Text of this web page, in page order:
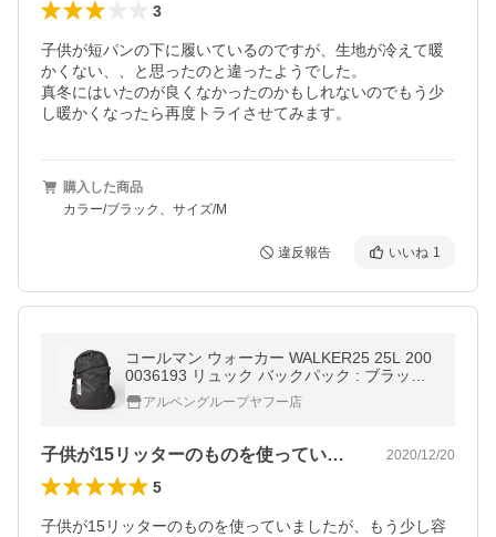
3
子供が短パンの下に履いているのですが、生地が冷えて暖
かくない、、と思ったのと違ったようでした。
真冬にはいたのが良くなかったのかもしれないのでもう少
し暖かくなったら再度トライさせてみます。
購入した商品
カラー/ブラック、サイズ/M
違反報告 いいね 1
コールマン ウォーカー WALKER25 25L 200
0036193 リュック バックパック : ブラック
ヘザー バッグ Coleman
アルペングループヤフー店
子供が15リッターのものを使っていまし… 2020/12/20
5
子供が15リッターのものを使っていましたが、もう少し容